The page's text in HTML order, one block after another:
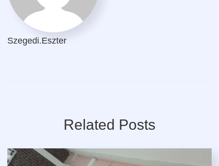
Szegedi.eszter
Related Posts